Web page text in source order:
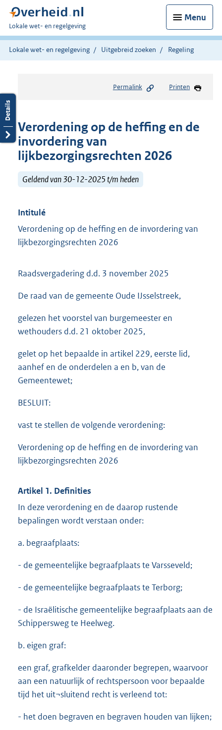
Menu
U
bent
hier:
Lokale wet- en regelgeving
Lokale wet- en regelgeving Uitgebreid zoeken Regeling
Permalink Printen
Verordening op de heffing en de
invordering van
lijkbezorgingsrechten 2026
Geldend van 30-12-2025 t/m heden
Intitulé
Verordening op de heffing en de invordering van
lijkbezorgingsrechten 2026
Raadsvergadering d.d. 3 november 2025
De raad van de gemeente Oude IJsselstreek,
gelezen het voorstel van burgemeester en
wethouders d.d. 21 oktober 2025,
gelet op het bepaalde in artikel 229, eerste lid,
aanhef en de onderdelen a en b, van de
Gemeentewet;
BESLUIT:
vast te stellen de volgende verordening:
Verordening op de heffing en de invordering van
lijkbezorgingsrechten 2026
Artikel 1. Definities
In deze verordening en de daarop rustende
bepalingen wordt verstaan onder:
a. begraafplaats:
- de gemeentelijke begraafplaats te Varsseveld;
- de gemeentelijke begraafplaats te Terborg;
- de Israëlitische gemeentelijke begraafplaats aan de
Schippersweg te Heelweg.
b. eigen graf:
een graf, grafkelder daaronder begrepen, waarvoor
aan een natuurlijk of rechtspersoon voor bepaalde
tijd het uit¬sluitend recht is verleend tot:
- het doen begraven en begraven houden van lijken;